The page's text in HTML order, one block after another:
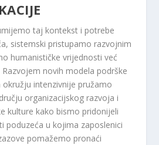
taj kontekst i potrebe
sistemski pristupamo razvojnim
humanističke vrijednosti već
novih modela podrške
intenzivnije pružamo
organizacijskog razvoja i
kulture kako bismo pridonijeli
poduzeća u kojima zaposlenici
pomažemo pronaći